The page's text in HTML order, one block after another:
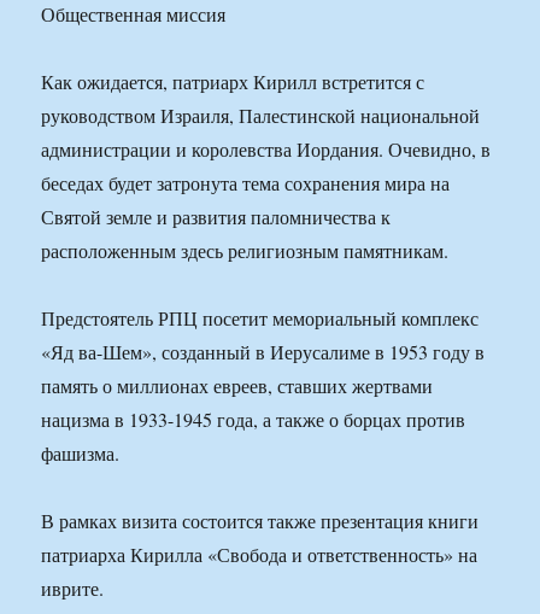
Общественная миссия
Как ожидается, патриарх Кирилл встретится с
руководством Израиля, Палестинской национальной
администрации и королевства Иордания. Очевидно, в
беседах будет затронута тема сохранения мира на
Святой земле и развития паломничества к
расположенным здесь религиозным памятникам.
Предстоятель РПЦ посетит мемориальный комплекс
«Яд ва-Шем», созданный в Иерусалиме в 1953 году в
память о миллионах евреев, ставших жертвами
нацизма в 1933-1945 года, а также о борцах против
фашизма.
В рамках визита состоится также презентация книги
патриарха Кирилла «Свобода и ответственность» на
иврите.